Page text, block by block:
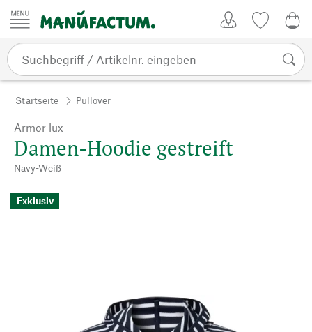
Zum Inhalt springen
Startseite Pullover
Armor lux
Damen-Hoodie gestreift
Navy-Weiß
Exklusiv